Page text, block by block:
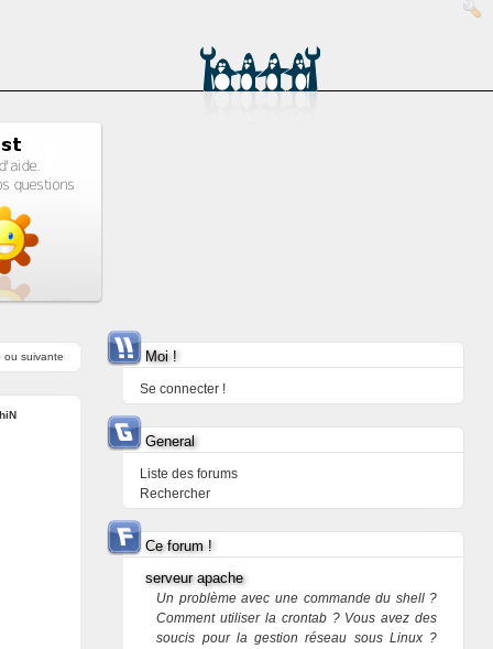
ou suivante Moi !
Se connecter !
General
Liste des forums
Rechercher
Ce forum !
serveur apache
Un problème avec une commande du shell ?
Comment utiliser la crontab ? Vous avez des
soucis pour la gestion réseau sous Linux ?